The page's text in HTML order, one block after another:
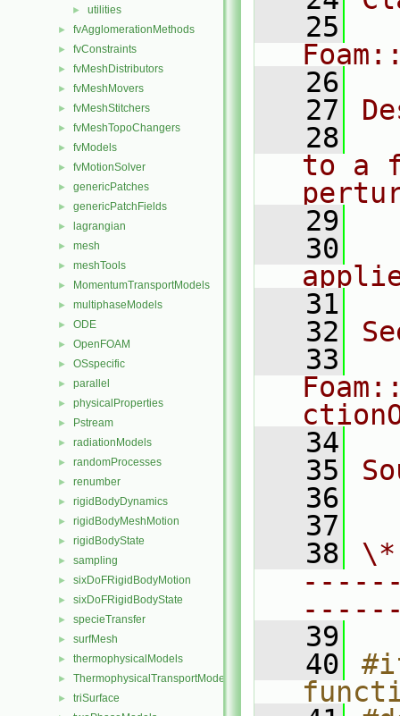
► utilities
► fvAgglomerationMethods
► fvConstraints
► fvMeshDistributors
► fvMeshMovers
► fvMeshStitchers
► fvMeshTopoChangers
► fvModels
► fvMotionSolver
► genericPatches
► genericPatchFields
► lagrangian
► mesh
► meshTools
► MomentumTransportModels
► multiphaseModels
► ODE
► OpenFOAM
► OSspecific
► parallel
► physicalProperties
► Pstream
► radiationModels
► randomProcesses
► renumber
► rigidBodyDynamics
► rigidBodyMeshMotion
► rigidBodyState
► sampling
► sixDoFRigidBodyMotion
► sixDoFRigidBodyState
► specieTransfer
► surfMesh
► thermophysicalModels
► ThermophysicalTransportModels
► triSurface
   25
   26
   27
   28
to a
   29
   30
   31
   32
   33
   34
   35
   36
   37
   38
   39
   40